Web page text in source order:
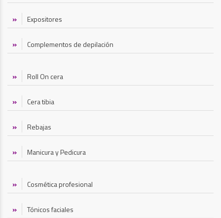
Expositores
Complementos de depilación
Roll On cera
Cera tibia
Rebajas
Manicura y Pedicura
Cosmética profesional
Tónicos faciales